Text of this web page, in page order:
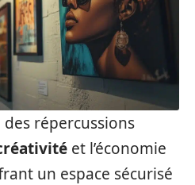
des répercussions
et l’économie
un espace sécurisé